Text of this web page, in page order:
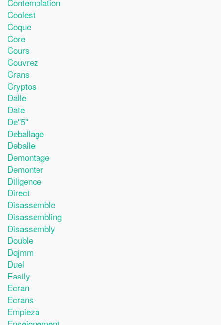
Contemplation
Coolest
Coque
Core
Cours
Couvrez
Crans
Cryptos
Dalle
Date
De''5''
Deballage
Deballe
Demontage
Demonter
Diligence
Direct
Disassemble
Disassembling
Disassembly
Double
Dqjmm
Duel
Easily
Ecran
Ecrans
Empieza